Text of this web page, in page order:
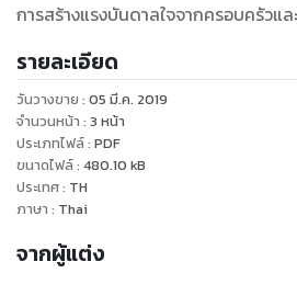
การสร้างแรงบันดาลใจจากครอบครัวแล
รายละเอียด
วันวางขาย : 05 มี.ค. 2019
จำนวนหน้า : 3 หน้า
ประเภทไฟล์: PDF
ขนาดไฟล์: 480.10 kB
ประเทศ: TH
ภาษา : Thai
จากผู้แต่ง